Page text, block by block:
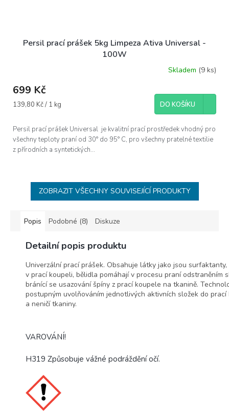
Persil prací prášek 5kg Limpeza Ativa Universal -
100W
Skladem (9 ks)
699 Kč
Měrná
139,80 Kč / 1 kg DO KOŠÍKU
Persil prací prášek Universal je kvalitní prací prostředek vhodný pro
všechny teploty praní od 30° do 95° C, pro všechny pratelné textilie
z přírodních a syntetických...
ZOBRAZIT VŠECHNY SOUVISEJÍCÍ PRODUKTY
Popis Podobné (8) Diskuze
Detailní popis produktu
Univerzální prací prášek. Obsahuje látky jako jsou
v prací koupeli, bělidla pomáhají v procesu praní odstraněním
bránící se usazování špíny z prací koupele na tkanině.
postupným uvolňováním jednotlivých aktivních složek do
a neničí tkaniny.
VAROVÁNÍ!
H319 Způsobuje vážné podráždění očí.